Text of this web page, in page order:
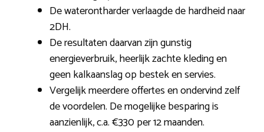
De waterontharder verlaagde de hardheid naar
2DH.
De resultaten daarvan zijn gunstig
energieverbruik, heerlijk zachte kleding en
geen kalkaanslag op bestek en servies.
Vergelijk meerdere offertes en ondervind zelf
de voordelen. De mogelijke besparing is
aanzienlijk, c.a. €330 per 12 maanden.